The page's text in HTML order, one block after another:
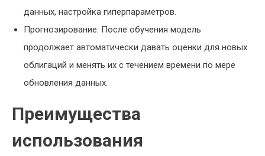
данных, настройка гиперпараметров.
Прогнозирование. После обучения модель
продолжает автоматически давать оценки для новых
облигаций и менять их с течением времени по мере
обновления данных.
Преимущества
использования